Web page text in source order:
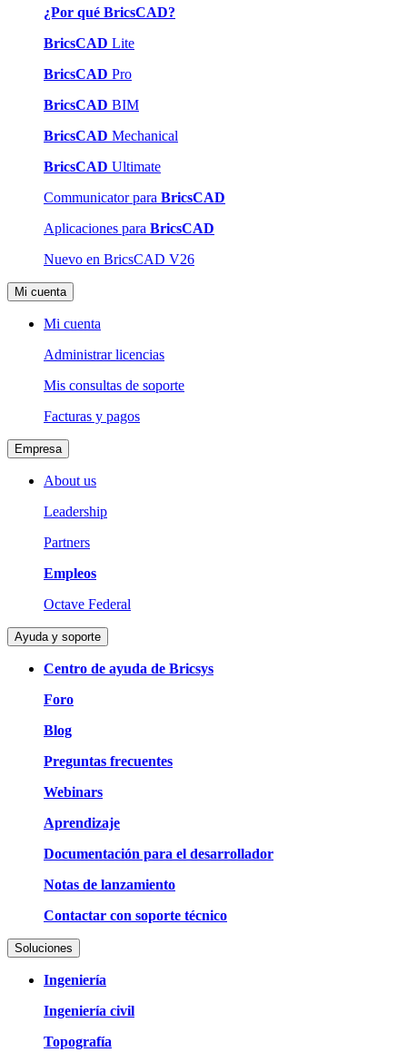
¿Por qué BricsCAD?
BricsCAD Lite
BricsCAD Pro
BricsCAD BIM
BricsCAD Mechanical
BricsCAD Ultimate
Communicator para BricsCAD
Aplicaciones para BricsCAD
Nuevo en BricsCAD V26
Mi cuenta
Mi cuenta
Administrar licencias
Mis consultas de soporte
Facturas y pagos
Empresa
About us
Leadership
Partners
Empleos
Octave Federal
Ayuda y soporte
Centro de ayuda de Bricsys
Foro
Blog
Preguntas frecuentes
Webinars
Aprendizaje
Documentación para el desarrollador
Notas de lanzamiento
Contactar con soporte técnico
Soluciones
Ingeniería
Ingeniería civil
Topografía